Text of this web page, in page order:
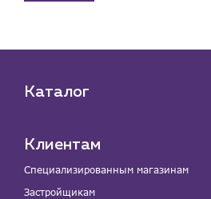
Каталог
Клиентам
Специализированным магазинам
Застройщикам